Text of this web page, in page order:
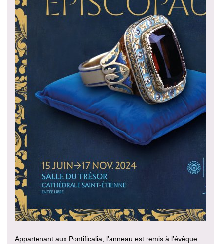
Appartenant aux Pontificalia, l’anneau est remis à l’évêque